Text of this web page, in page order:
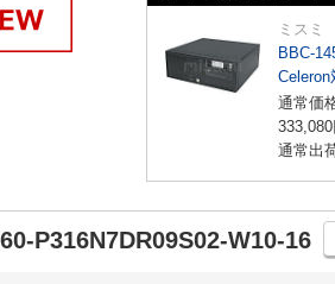
ミスミ
BBC-
通常価
333,080
通常出
P316N7DR09S02-W10-16